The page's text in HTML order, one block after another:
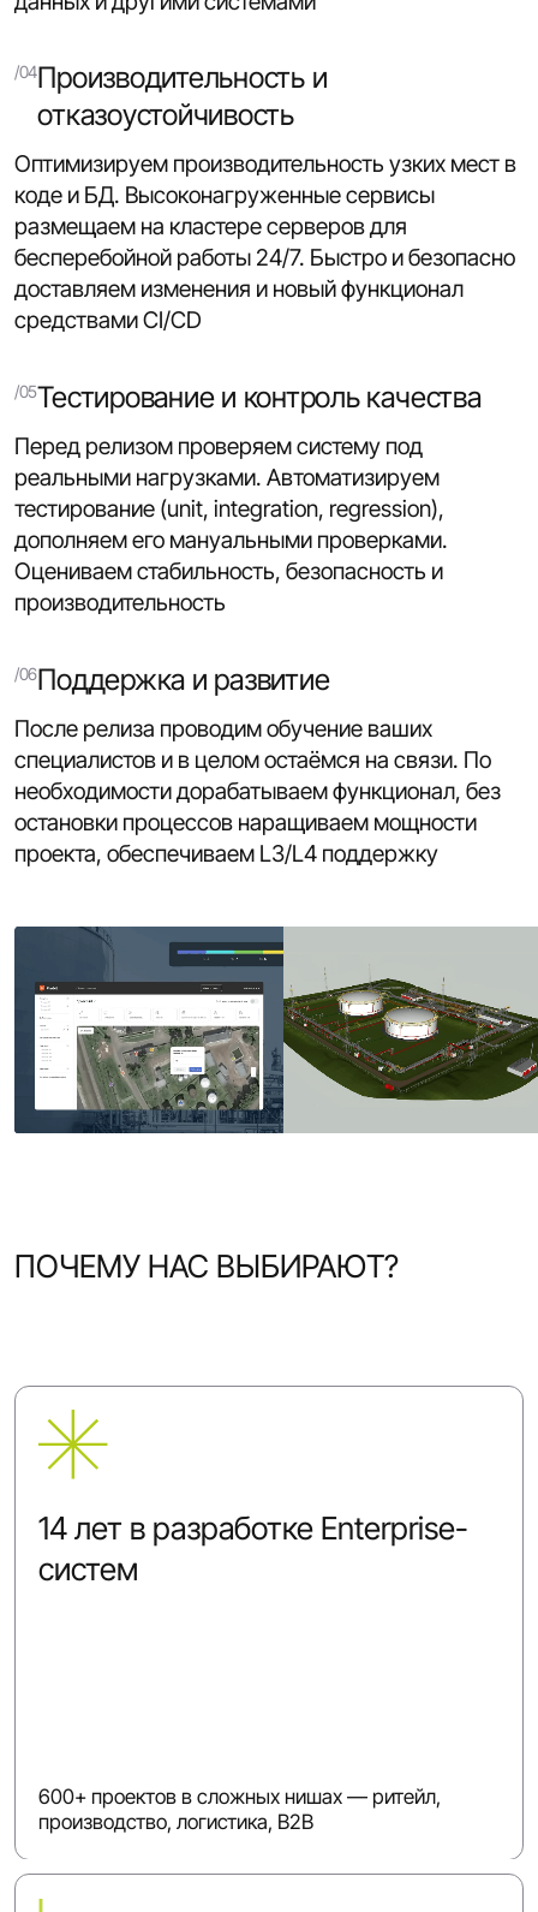
Производительность и
отказоустойчивость
Оптимизируем производительность узких мест в
коде и БД. Высоконагруженные сервисы
размещаем на кластере серверов для
бесперебойной работы 24/7. Быстро и безопасно
доставляем изменения и новый функционал
средствами CI/CD
Тестирование и контроль качества
Перед релизом проверяем систему под
реальными нагрузками. Автоматизируем
тестирование (unit, integration, regression),
дополняем его мануальными проверками.
Оцениваем стабильность, безопасность и
производительность
Поддержка и развитие
После релиза проводим обучение ваших
специалистов и в целом остаёмся на связи. По
необходимости дорабатываем функционал, без
остановки процессов наращиваем мощности
проекта, обеспечиваем L3/L4 поддержку
ПОЧЕМУ НАС ВЫБИРАЮТ?
14 лет в разработке Enterprise-
систем
600+ проектов в сложных нишах — ритейл,
производство, логистика, B2B